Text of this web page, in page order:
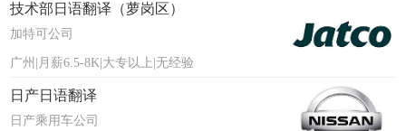
技术部日语翻译（萝岗区）
加特可公司
广州|月薪6.5-8K|大专以上|无经验
日产日语翻译
日产乘用车公司